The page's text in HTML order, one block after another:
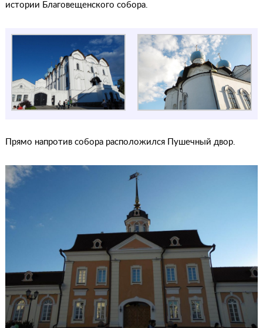
истории Благовещенского собора.
Прямо напротив собора расположился Пушечный двор.